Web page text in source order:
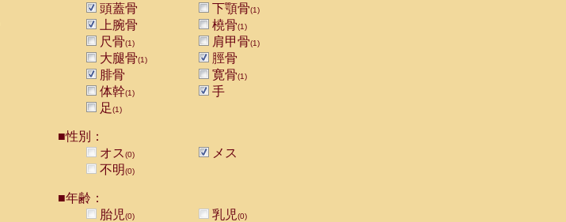
頭蓋骨 下顎骨(1)
上腕骨 橈骨(1)
尺骨(1) 肩甲骨(1)
大腿骨(1)
脛骨
腓骨
寛骨(1)
体幹(1)
手
足(1)
■性別：
オス(0)
メス
不明(0)
■年齢：
胎児(0) 乳児(0)